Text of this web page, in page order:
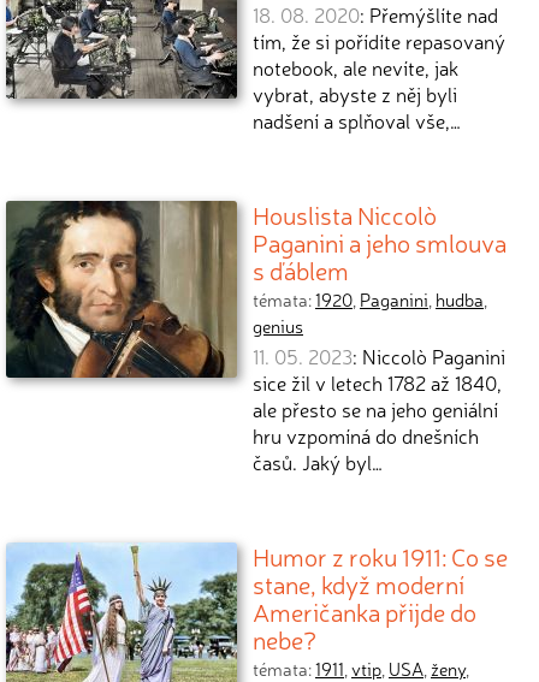
18. 08. 2020: Přemýšlíte nad
tím, že si pořídíte repasovaný
notebook, ale nevíte, jak
vybrat, abyste z něj byli
nadšení a splňoval vše,…
Houslista Niccolò
Paganini a jeho smlouva
s ďáblem
témata:1920, Paganini, hudba,
genius
11. 05. 2023: Niccolò Paganini
sice žil v letech 1782 až 1840,
ale přesto se na jeho geniální
hru vzpomíná do dnešních
časů. Jaký byl…
Humor z roku 1911: Co se
stane, když moderní
Američanka přijde do
nebe?
témata:1911,vtip, USA, ženy,